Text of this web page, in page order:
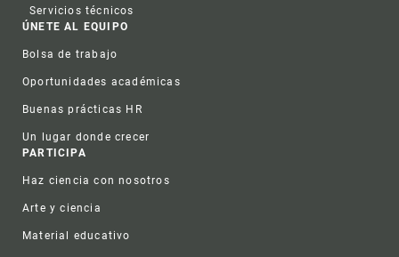
Servicios técnicos
ÚNETE AL EQUIPO
Bolsa de trabajo
Oportunidades académicas
Buenas prácticas HR
Un lugar donde crecer
PARTICIPA
Haz ciencia con nosotros
Arte y ciencia
Material educativo